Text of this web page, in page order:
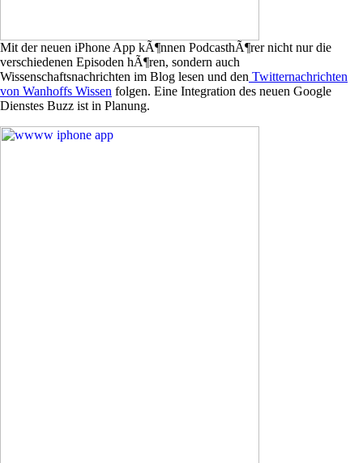
Mit der neuen iPhone App kÃ¶nnen PodcasthÃ¶rer nicht nur die
verschiedenen Episoden hÃ¶ren, sondern auch
Wissenschaftsnachrichten im Blog lesen und den Twitternachrichten
von Wanhoffs Wissen folgen. Eine Integration des neuen Google
Dienstes Buzz ist in Planung.